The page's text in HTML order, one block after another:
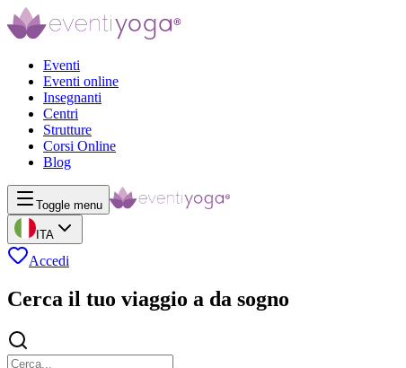
Eventi
Eventi online
Insegnanti
Centri
Strutture
Corsi Online
Blog
Toggle menu
ITA
Accedi
Cerca il tuo viaggio a da sogno